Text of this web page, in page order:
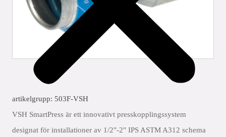
artikelgrupp: 503F-VSH
VSH SmartPress är ett innovativt presskopplingssystem
designat för installationer av 1/2"-2" IPS ASTM A312 schema